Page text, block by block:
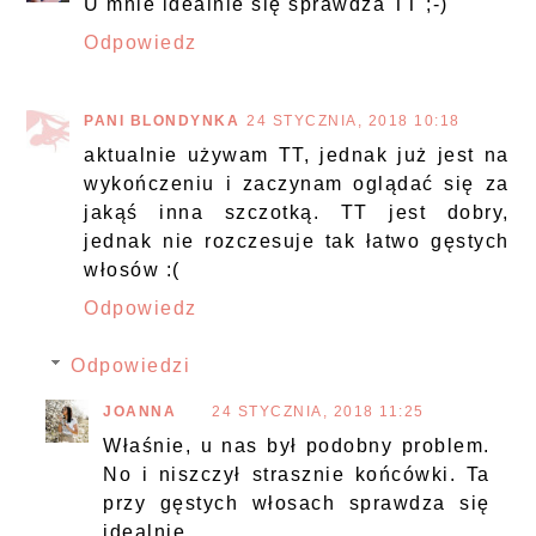
U mnie idealnie się sprawdza TT ;-)
Odpowiedz
PANI BLONDYNKA 24 STYCZNIA, 2018 10:18
aktualnie używam TT, jednak już jest na
wykończeniu i zaczynam oglądać się za
jakąś inna szczotką. TT jest dobry,
jednak nie rozczesuje tak łatwo gęstych
włosów :(
Odpowiedz
Odpowiedzi
JOANNA 24 STYCZNIA, 2018 11:25
Właśnie, u nas był podobny problem.
No i niszczył strasznie końcówki. Ta
przy gęstych włosach sprawdza się
idealnie.